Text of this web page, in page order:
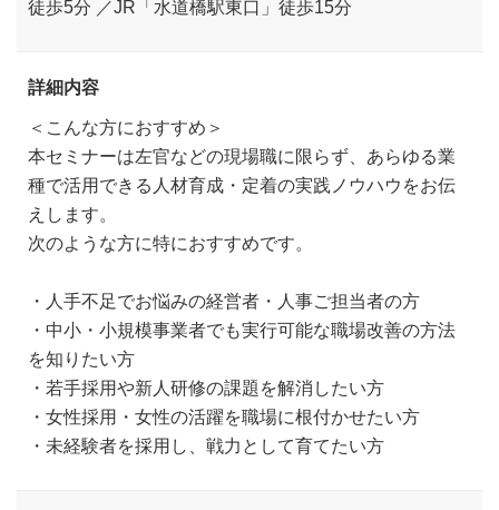
徒歩5分 ／JR「水道橋駅東口」徒歩15分
詳細内容
＜こんな方におすすめ＞
本セミナーは左官などの現場職に限らず、あらゆる業
種で活用できる人材育成・定着の実践ノウハウをお伝
えします。
次のような方に特におすすめです。
・人手不足でお悩みの経営者・人事ご担当者の方
・中小・小規模事業者でも実行可能な職場改善の方法
を知りたい方
・若手採用や新人研修の課題を解消したい方
・女性採用・女性の活躍を職場に根付かせたい方
・未経験者を採用し、戦力として育てたい方